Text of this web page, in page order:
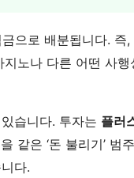
으로 배분됩니다.
노나 다른 어떤 사
습니다. 투자는 플러
같은 ‘돈 불리기’
다.